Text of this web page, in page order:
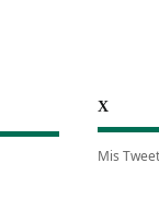
X
Mis